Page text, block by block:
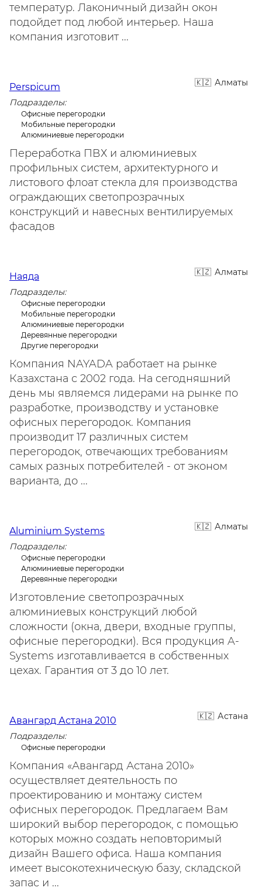
температур. Лаконичный дизайн окон
подойдет под любой интерьер. Наша
компания изготовит ...
Алматы
Perspicum
Подразделы:
Офисные перегородки
Мобильные перегородки
Алюминиевые перегородки
Переработка ПВХ и алюминиевых
профильных систем, архитектурного и
листового флоат стекла для производства
ограждающих светопрозрачных
конструкций и навесных вентилируемых
фасадов
Алматы
Наяда
Подразделы:
Офисные перегородки
Мобильные перегородки
Алюминиевые перегородки
Деревянные перегородки
Другие перегородки
Компания NAYADA работает на рынке
Казахстана с 2002 года. На сегодняшний
день мы являемся лидерами на рынке по
разработке, производству и установке
офисных перегородок. Компания
производит 17 различных систем
перегородок, отвечающих требованиям
самых разных потребителей - от эконом
варианта, до ...
Алматы
Aluminium Systems
Подразделы:
Офисные перегородки
Алюминиевые перегородки
Деревянные перегородки
Изготовление светопрозрачных
алюминиевых конструкций любой
сложности (окна, двери, входные группы,
офисные перегородки). Вся продукция A-
Systems изготавливается в собственных
цехах. Гарантия от 3 до 10 лет.
Астана
Авангард Астана 2010
Подразделы:
Офисные перегородки
Компания «Авангард Астана 2010»
осуществляет деятельность по
проектированию и монтажу систем
офисных перегородок. Предлагаем Вам
широкий выбор перегородок, с помощью
которых можно создать неповторимый
дизайн Вашего офиса. Наша компания
имеет высокотехническую базу, складской
запас и ...